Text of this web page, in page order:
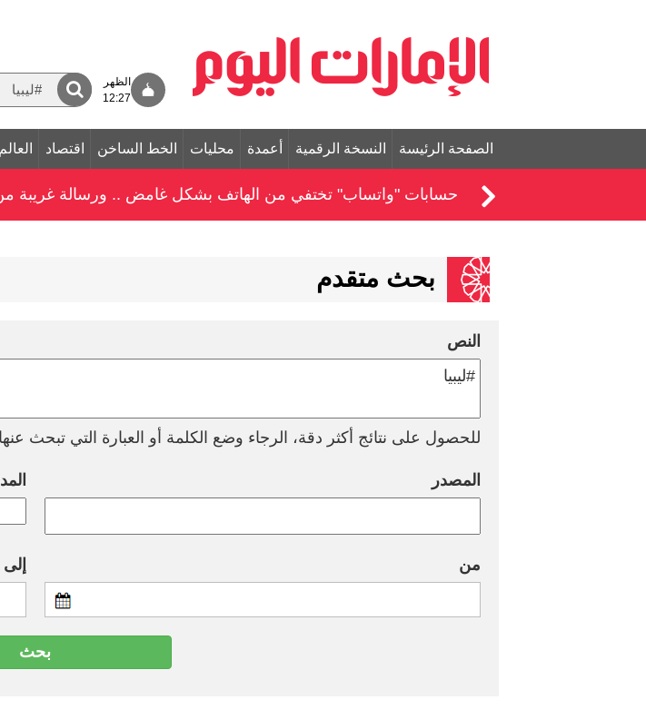
الظهر
12:27
الصفحة الرئيسة النسخة الرقمية أعمدة محليات الخط الساخن اقتصاد العالم
حسابات "واتساب" تختفي من الهاتف بشكل غامض .. ورسالة غريبة
بحث متقدم
النص
للحصول على نتائج أكثر دقة، الرجاء وضع الكلمة أو العبارة التي تبحث
المصدر
من إلى